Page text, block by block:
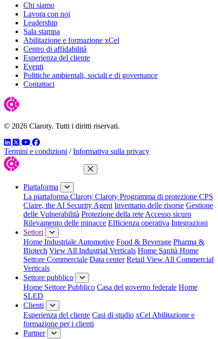
Chi siamo
Lavora con noi
Leadership
Sala stampa
Abilitazione e formazione xCel
Centro di affidabilità
Esperienza del cliente
Eventi
Politiche ambientali, sociali e di governance
Contattaci
© 2026 Claroty. Tutti i diritti riservati.
LinkedIn
TwitterYouTube
Facebook
Termini e condizioni / Informativa sulla privacy
Chiudi menu
Piattaforma
La piattaforma Claroty Claroty Programma di protezione CPS
Claire, the AI Security Agent Inventario delle risorse Gestione
delle Vulnerabilità Protezione della rete Accesso sicuro
Rilevamento delle minacce Efficienza operativa Integrazioni
Settori
Home Industriale Automotive Food & Beverage Pharma &
Biotech View All Industrial Verticals Home Sanità Home
Settore Commerciale Data center Retail View All Commercial
Verticals
Settore pubblico
Home Settore Pubblico Casa del governo federale Home
SLED
Clienti
Esperienza del cliente Casi di studio xCel Abilitazione e
formazione per i clienti
Partner